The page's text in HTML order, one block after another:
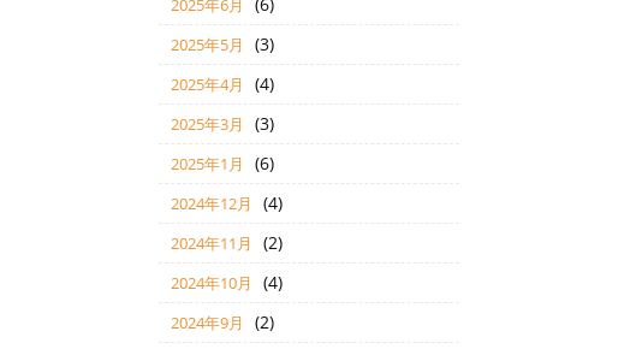
2025年6月
2025年5月 (3)
2025年4月 (4)
2025年3月 (3)
2025年1月 (6)
2024年12月 (4)
2024年11月 (2)
2024年10月 (4)
2024年9月 (2)